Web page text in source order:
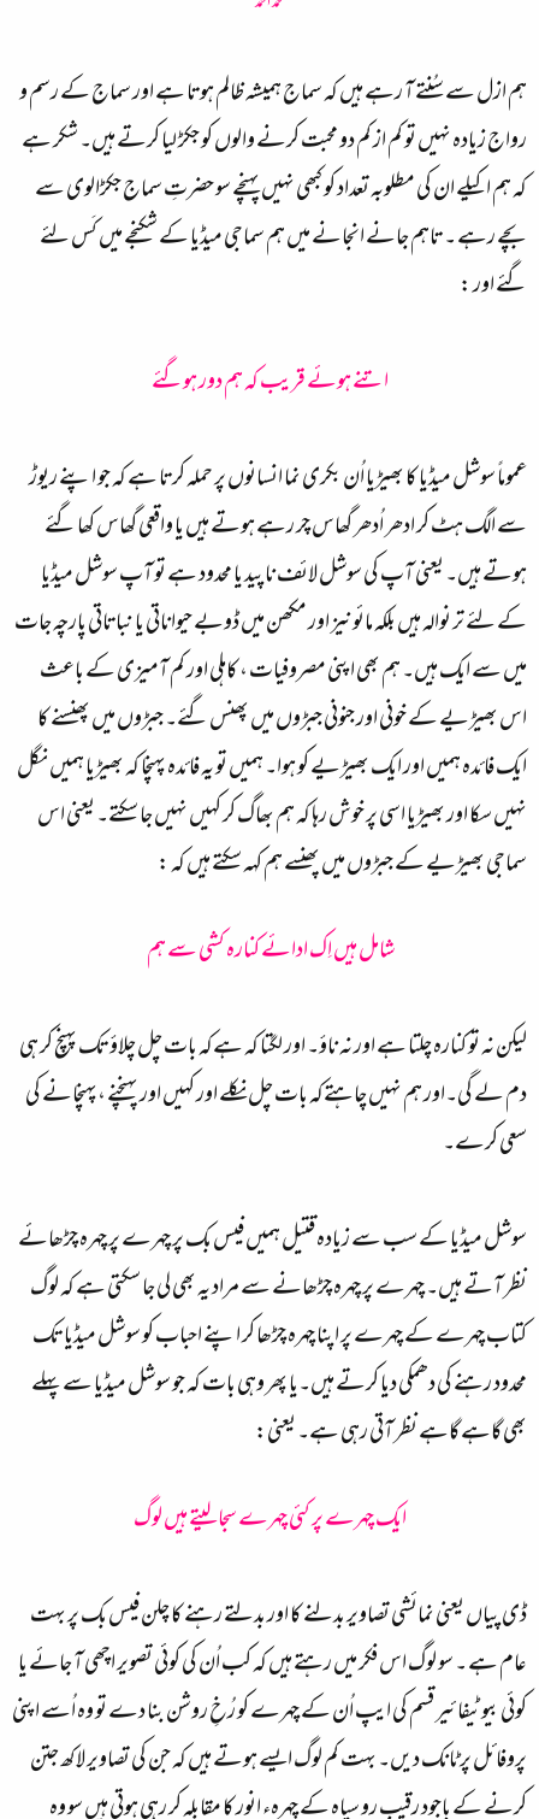
ہم ازل سے سُنتے آ رہے ہیں کہ سماج ہمیشہ ظالم ہوتا ہے اور سماج کے رسم و
رواج زیادہ نہیں تو کم از کم دو محبت کرنے والوں کو جکڑ لیا کرتے ہیں۔ شکر ہے
کہ ہم اکیلے ان کی مطلوبہ تعداد کو کبھی نہیں پہنچے سو حضرتِ سماج جکڑالوی سے
بچے رہے ۔ تاہم جانے انجانے میں ہم سماجی میڈیا کے شکنجے میں کَس لئے
گئے اور :
اتنے ہوئے قریب کہ ہم دور ہوگئے
عموماً سوشل میڈیا کا بھیڑیا اُن بکری نما انسانوں پر حملہ کرتا ہے کہ جو اپنے ریوڑ
سے الگ ہٹ کر ادھر اُدھر گھاس چر رہے ہوتے ہیں یا واقعی گھاس کھا گئے
ہوتے ہیں۔ یعنی آپ کی سوشل لائف ناپید یا محدود ہے تو آپ سوشل میڈیا
کے لئے تر نوالہ ہیں بلکہ مائونیز اور مکھن میں ڈوبے حیواناتی یا نباتاتی پارچہ جات
میں سے ایک ہیں۔ ہم بھی اپنی مصروفیات ، کاہلی اور کم آمیزی کے باعث
اس بھیڑیے کے خونی اور جنونی جبڑوں میں پھنس گئے۔ جبڑوں میں پھنسنے کا
ایک فائدہ ہمیں اور ایک بھیڑیے کو ہوا۔ ہمیں تو یہ فائدہ پہنچا کہ بھیڑیا ہمیں نگل
نہیں سکا اور بھیڑیا اسی پر خوش رہا کہ ہم بھاگ کر کہیں نہیں جا سکتے۔ یعنی اس
سماجی بھیڑیے کے جبڑوں میں پھنسے ہم کہہ سکتے ہیں کہ :
شامل ہیں اِک ادائے کنارہ کشی سے ہم
لیکن نہ تو کنارہ چلتا ہے اور نہ ناؤ۔ اور لگتا کہ ہےکہ بات چل چلاؤ تک پہنچ کر ہی
دم لے گی۔اور ہم نہیں چاہتےکہ بات چل نکلے اور کہیں اور پہنچنے ،پہنچانے کی
سعی کرے۔
سوشل میڈیا کے سب سے زیادہ قتیل ہمیں فیس بک پر چہرے پر چہرہ چڑھائے
نظر آتے ہیں۔ چہرے پر چہرہ چڑھانے سے مراد یہ بھی لی جا سکتی ہے کہ لوگ
کتاب چہرے کے چہرے پر اپنا چہرہ چڑھا کر اپنے احباب کو سوشل میڈیا تک
محدود رہنے کی دھمکی دیا کرتے ہیں۔یا پھر وہی بات کہ جو سوشل میڈیا سے پہلے
بھی گاہے گاہے نظر آتی رہی ہے۔ یعنی:
ایک چہرے پر کئی چہرے سجا لیتے ہیں لوگ
ڈی پیاں یعنی نمائشی تصاویر بدلنے کا اور بدلتے رہنے کا چلن فیس بک پر بہت
عام ہے ۔ سو لوگ اس فکر میں رہتے ہیں کہ کب اُن کی کوئی تصویر اچھی آ جائے یا
کوئی بیوٹیفائیر قسم کی ایپ اُن کے چہرے کو رُخِ روشن بنا دے تو وہ اُسے اپنی
پروفائل پر ٹانک دیں۔ بہت کم لوگ ایسے ہوتے ہیں کہ جن کی تصاویر لاکھ جتن
کرنے کے باجود رقیبِ رو سیاہ کے چہرہء انور کا مقابلہ کر رہی ہوتی ہیں سو وہ